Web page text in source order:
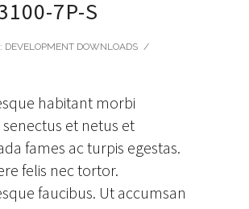
7P-S
DEVELOPMENT DOWNLOADS /
habitant morbi
et netus et
fames ac turpis egestas.
felis nec tortor.
faucibus. Ut accumsan